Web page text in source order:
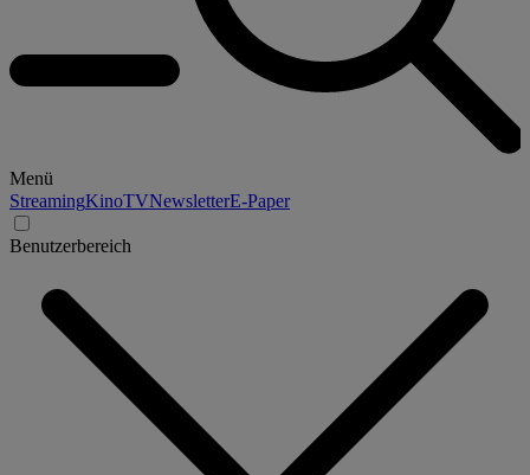
Menü
StreamingKinoTVNewsletterE-Paper
Benutzerbereich